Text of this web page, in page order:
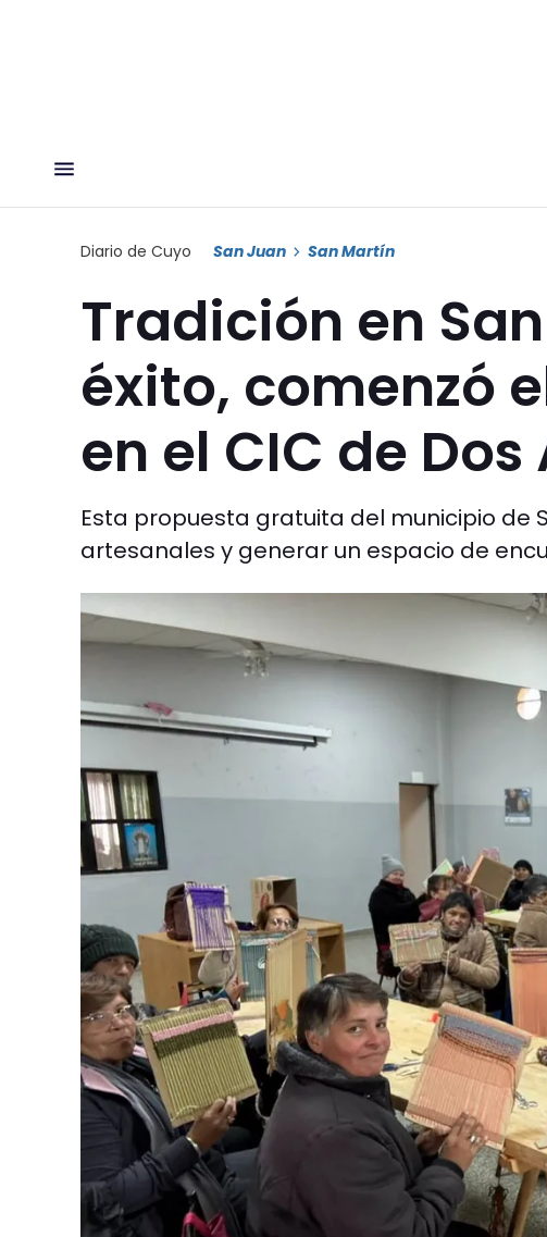
Diario de Cuyo San Juan San Martín
Tradición en
éxito, comenzó
en el CIC de
Esta propuesta gratuita del municipio de
artesanales y generar un espacio de